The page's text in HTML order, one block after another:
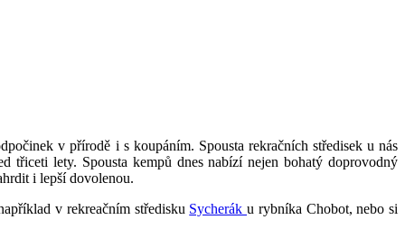
v přírodě i s koupáním. Spousta rekračních středisek u nás
lety. Spousta kempů dnes nabízí nejen bohatý doprovodný
i lepší dovolenou.
v rekreačním středisku Sycherák u rybníka Chobot, nebo si